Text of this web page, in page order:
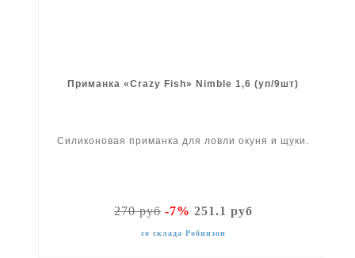
Приманка «Crazy Fish» Nimble 1,6 (уп/9шт)
Силиконовая приманка для ловли окуня и щуки.
270 руб-7% 251.1 руб
со склада Робинзон